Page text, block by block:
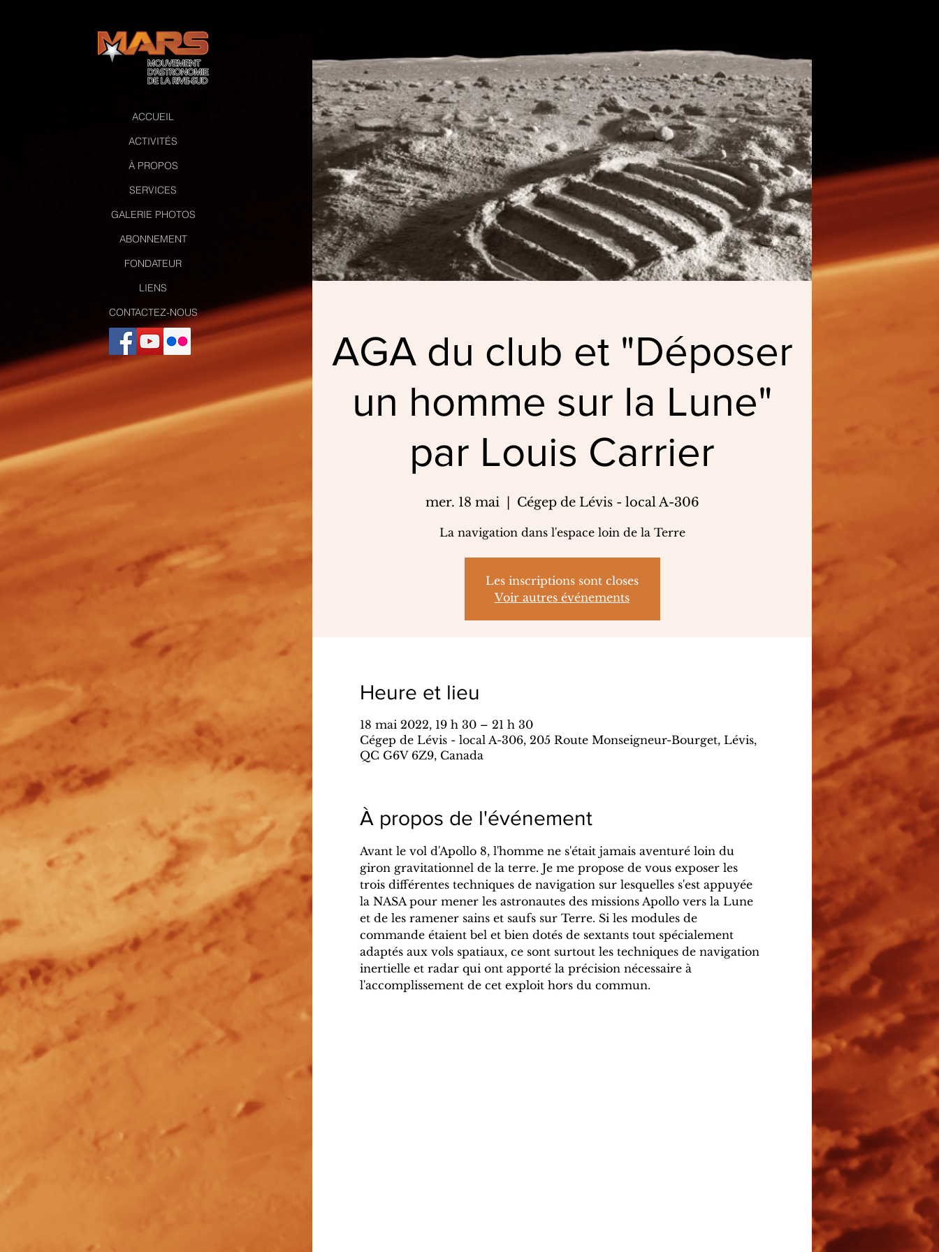
ACCUEIL
ACTIVITÉS
À PROPOS
SERVICES
GALERIE PHOTOS
ABONNEMENT
FONDATEUR
LIENS
CONTACTEZ-NOUS
AGA du club et "Déposer
un homme sur la Lune"
par Louis Carrier
mer. 18 mai
  |
Cégep de Lévis - local A-306
La navigation dans l'espace loin de la Terre
Les inscriptions sont closes
Voir autres événements
Heure et lieu
18 mai 2022, 19 h 30 – 21 h 30
Cégep de Lévis - local A-306, 205 Route Monseigneur-Bourget, Lévis,
QC G6V 6Z9, Canada
À propos de l'événement
Avant le vol d'Apollo 8, l'homme ne s'était jamais aventuré loin du
giron gravitationnel de la terre. Je me propose de vous exposer les
trois différentes techniques de navigation sur lesquelles s'est appuyée
la NASA pour mener les astronautes des missions Apollo vers la Lune
et de les ramener sains et saufs sur Terre. Si les modules de
commande étaient bel et bien dotés de sextants tout spécialement
adaptés aux vols spatiaux, ce sont surtout les techniques de navigation
inertielle et radar qui ont apporté la précision nécessaire à
l'accomplissement de cet exploit hors du commun.